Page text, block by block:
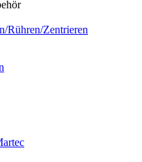
Rühren/Zentrieren